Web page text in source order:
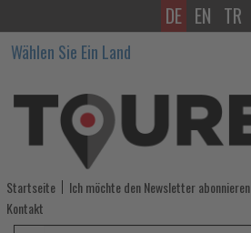
Wissen,
was
im
Tourismus
los
ist!
DE EN TR
Wählen Sie Ein Land
Startseite Ich möchte den Newsletter abonnieren
Kontakt